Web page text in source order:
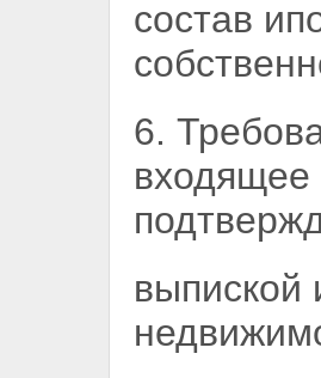
состав
6.
входящее
выпиской